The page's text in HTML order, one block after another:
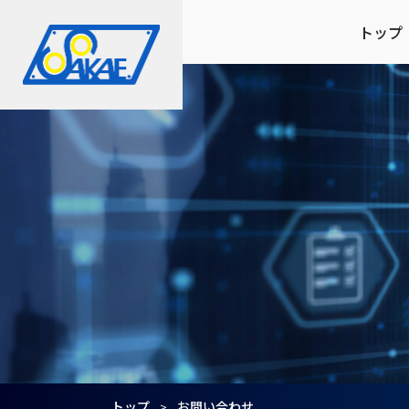
トップ
About
サカエ製作所について
Service
事業紹介